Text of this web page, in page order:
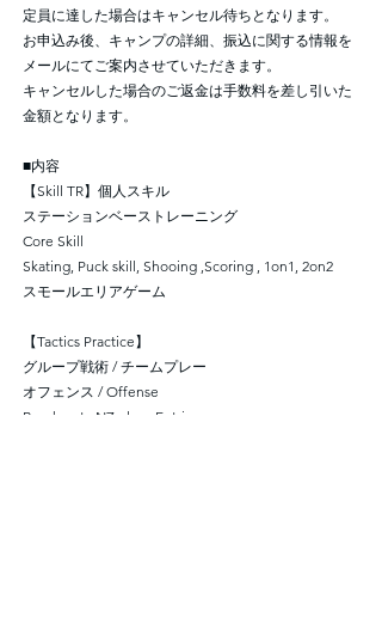
定員に達した場合はキャンセル待ちとなります。
お申込み後、キャンプの詳細、振込に関する情報を
メールにてご案内させていただきます。
キャンセルした場合のご返金は手数料を差し引いた
金額となります。
■内容
【Skill TR】個人スキル
ステーションベーストレーニング
Core Skill
Skating, Puck skill, Shooing ,Scoring , 1on1, 2on2
スモールエリアゲーム
【Tactics Practice】
グループ戦術 / チームプレー
オフェンス / Offense
Break out , NZ play , Entries